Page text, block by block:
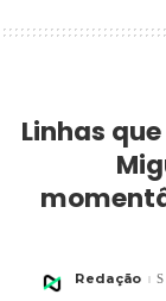
Linhas
Posted
Redação